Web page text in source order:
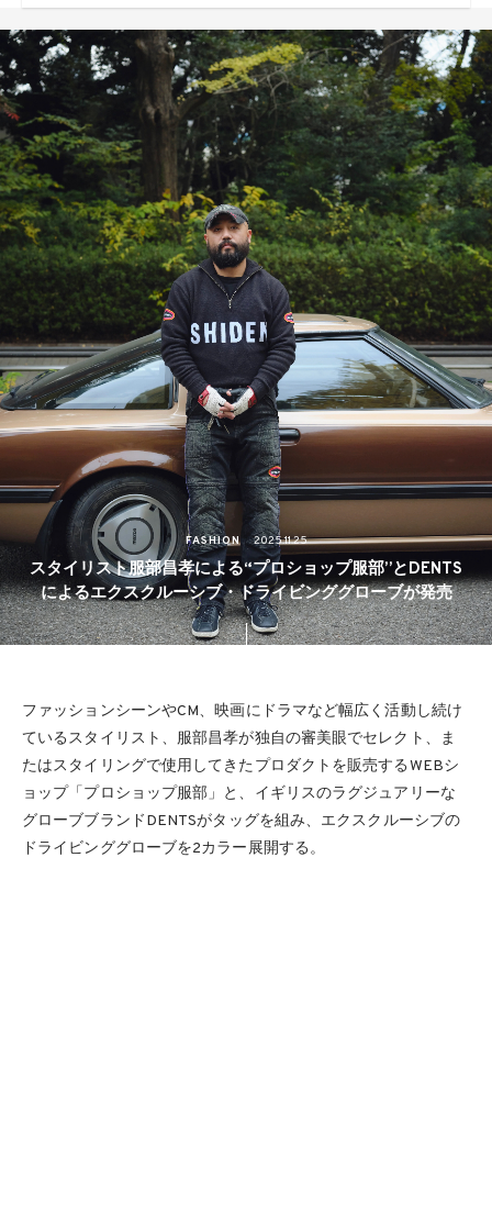
FASHION 2025.11.25
スタイリスト服部昌孝による“プロショップ服部”とDENTS
によるエクスクルーシブ・ドライビンググローブが発売
ファッションシーンやCM、映画にドラマなど幅広く活動し続け
ているスタイリスト、服部昌孝が独自の審美眼でセレクト、ま
たはスタイリングで使用してきたプロダクトを販売するWEBシ
ョップ「プロショップ服部」と、イギリスのラグジュアリーな
グローブブランドDENTSがタッグを組み、エクスクルーシブの
ドライビンググローブを2カラー展開する。